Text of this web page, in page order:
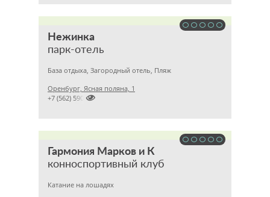
Нежинка
парк-отель
База отдыха, Загородный отель, Пляж
Оренбург, Ясная поляна, 1

+7 (562) 590
Гармония Марков и К
конноспортивный клуб
Катание на лошадях